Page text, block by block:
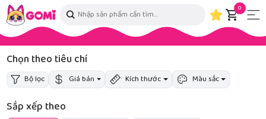
0
Chọn theo tiêu chí
Bộ lọc Giá bán Kích thước Màu sắc
Sắp xếp theo